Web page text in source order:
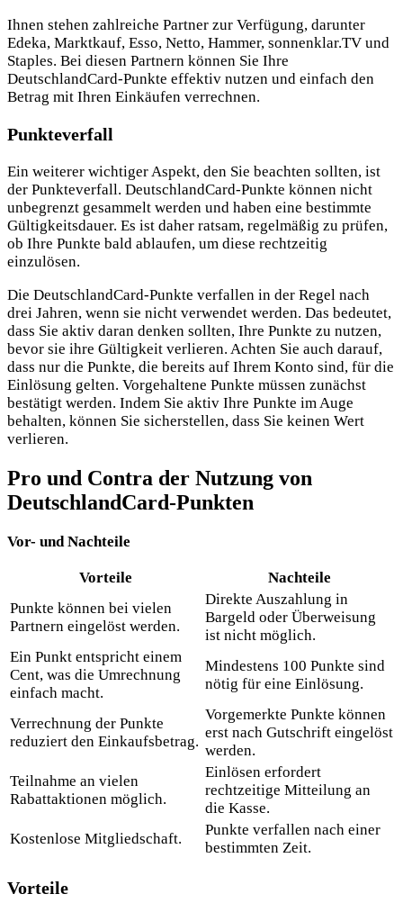
Ihnen stehen zahlreiche Partner zur Verfügung, darunter
Edeka, Marktkauf, Esso, Netto, Hammer, sonnenklar.TV und
Staples. Bei diesen Partnern können Sie Ihre
DeutschlandCard-Punkte effektiv nutzen und einfach den
Betrag mit Ihren Einkäufen verrechnen.
Punkteverfall
Ein weiterer wichtiger Aspekt, den Sie beachten sollten, ist
der Punkteverfall. DeutschlandCard-Punkte können nicht
unbegrenzt gesammelt werden und haben eine bestimmte
Gültigkeitsdauer. Es ist daher ratsam, regelmäßig zu prüfen,
ob Ihre Punkte bald ablaufen, um diese rechtzeitig
einzulösen.
Die DeutschlandCard-Punkte verfallen in der Regel nach
drei Jahren, wenn sie nicht verwendet werden. Das bedeutet,
dass Sie aktiv daran denken sollten, Ihre Punkte zu nutzen,
bevor sie ihre Gültigkeit verlieren. Achten Sie auch darauf,
dass nur die Punkte, die bereits auf Ihrem Konto sind, für die
Einlösung gelten. Vorgehaltene Punkte müssen zunächst
bestätigt werden. Indem Sie aktiv Ihre Punkte im Auge
behalten, können Sie sicherstellen, dass Sie keinen Wert
verlieren.
Pro und Contra der Nutzung von
DeutschlandCard-Punkten
Vor- und Nachteile
Vorteile
Nachteile
Punkte können bei vielen
Partnern eingelöst werden.
Direkte Auszahlung in
Bargeld oder Überweisung
ist nicht möglich.
Ein Punkt entspricht einem
Cent, was die Umrechnung
einfach macht.
Mindestens 100 Punkte sind
nötig für eine Einlösung.
Verrechnung der Punkte
reduziert den Einkaufsbetrag.
Vorgemerkte Punkte können
erst nach Gutschrift eingelöst
werden.
Teilnahme an vielen
Rabattaktionen möglich.
Einlösen erfordert
rechtzeitige Mitteilung an
die Kasse.
Kostenlose Mitgliedschaft.
Punkte verfallen nach einer
bestimmten Zeit.
Vorteile